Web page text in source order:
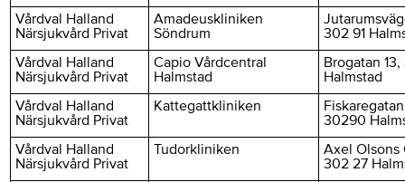
Vårdval Halland
Närsjukvård Privat
Amadeuskliniken
Söndrum
302 91
Vårdval Halland
Närsjukvård Privat
Capio Vårdcentral
Halmstad
Brogatan
Halmstad
Vårdval Halland
Närsjukvård Privat
Kattegattkliniken
30290
Vårdval Halland
Närsjukvård Privat
Tudorkliniken
Axel Olsons
302 27